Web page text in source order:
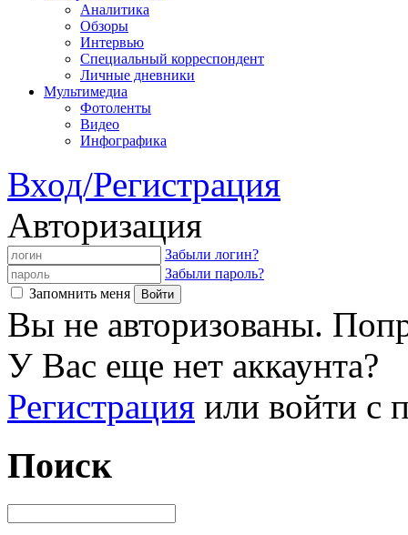
Аналитика
Обзоры
Интервью
Специальный корреспондент
Личные дневники
Мультимедиа
Фотоленты
Видео
Инфографика
Вход/Регистрация
Авторизация
Забыли логин?
Забыли пароль?
Запомнить меня
Вы не авторизованы.
У Вас еще нет аккаунта?
Регистрация или войти с
Поиск